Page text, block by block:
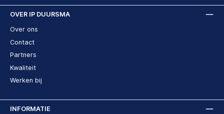
OVER IP DUURSMA
Over ons
Contact
Partners
Kwaliteit
Werken bij
INFORMATIE